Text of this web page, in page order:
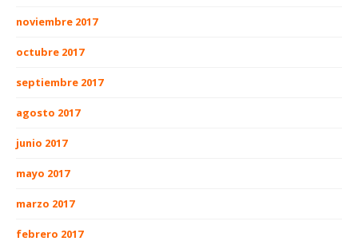
noviembre 2017
octubre 2017
septiembre 2017
agosto 2017
junio 2017
mayo 2017
marzo 2017
febrero 2017